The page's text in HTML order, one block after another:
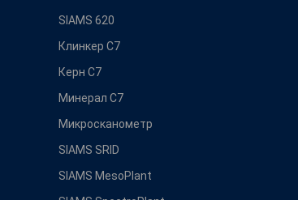
SIAMS 620
Клинкер С7
Керн С7
Минерал С7
Микросканометр
SIAMS SRID
SIAMS MesoPlant